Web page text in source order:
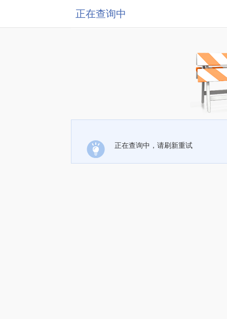
正在查询中
正在查询中，请刷新重试